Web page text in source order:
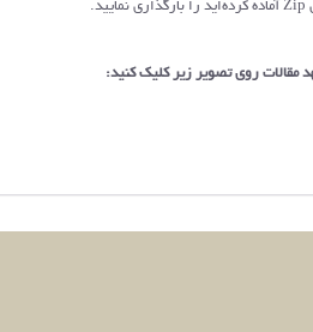
مقالات روی تصویر زیر کلیک کنید: